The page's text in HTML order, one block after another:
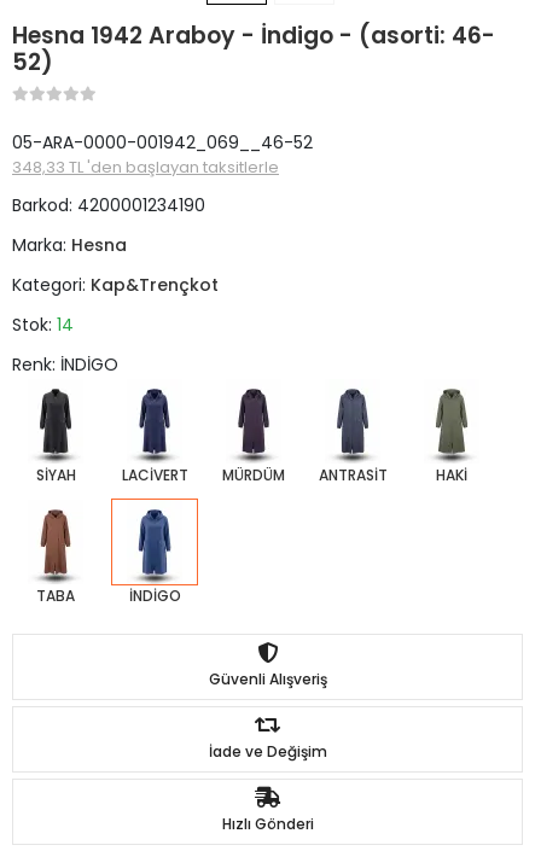
Hesna 1942 Araboy - İndigo - (asorti: 46-
52)
05-ARA-0000-001942_069__46-52
348,33 TL 'den başlayan taksitlerle
Barkod: 4200001234190
Marka: Hesna
Kategori: Kap&Trençkot
Stok: 14
Renk: İNDİGO
SİYAH LACİVERT MÜRDÜM ANTRASİT HAKİ
TABA İNDİGO
Güvenli Alışveriş
İade ve Değişim
Hızlı Gönderi